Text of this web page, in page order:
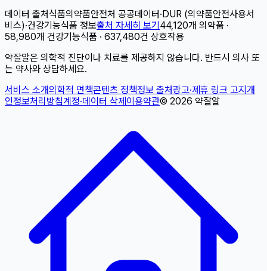
데이터 출처 식품의약품안전처 공공데이터 · DUR (의약품안전사용서
비스)·건강기능식품 정보출처 자세히 보기 44,120개 의약품 ·
58,980개 건강기능식품 · 637,480건 상호작용
약잘알은 의학적 진단이나 치료를 제공하지 않습니다. 반드시 의사 또
는 약사와 상담하세요.
서비스 소개의학적 면책콘텐츠 정책정보 출처광고·제휴 링크 고지 개
인정보처리방침계정·데이터 삭제 이용약관© 2026 약잘알